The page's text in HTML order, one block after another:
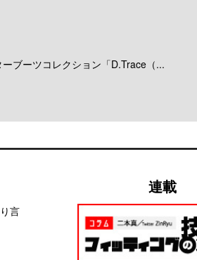
ーブーツコレクション「D.Trace（...
連載